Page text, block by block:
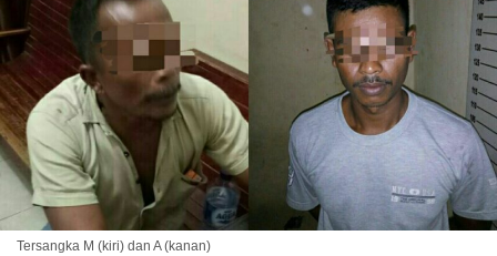
Tersangka M (kiri) dan A (kanan)